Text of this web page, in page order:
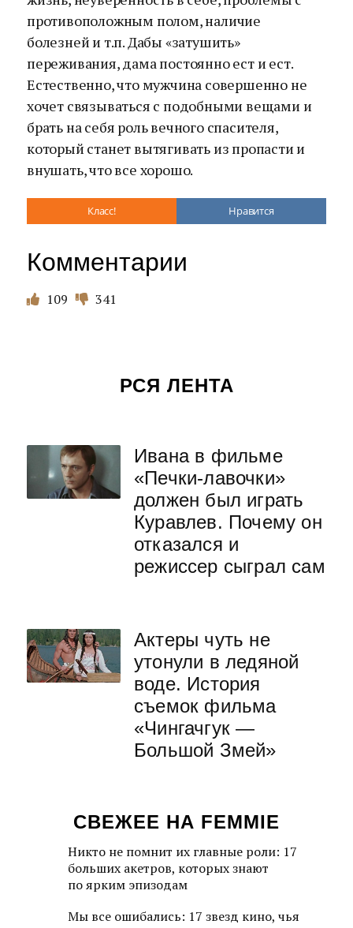
противоположным полом, наличие
болезней и т.п. Дабы «затушить»
переживания, дама постоянно ест и ест.
Естественно, что мужчина совершенно не
хочет связываться с подобными вещами и
брать на себя роль вечного спасителя,
который станет вытягивать из пропасти и
внушать, что все хорошо.
Класс! Нравится
Комментарии
109 341
РСЯ ЛЕНТА
Ивана в фильме
«Печки-лавочки»
должен был играть
Куравлев. Почему он
отказался и
режиссер сыграл сам
Актеры чуть не
утонули в ледяной
воде. История
съемок фильма
«Чингачгук —
Большой Змей»
СВЕЖЕЕ НА FEMMIE
Никто не помнит их главные роли: 17
больших акетров, которых знают
по ярким эпизодам
Мы все ошибались: 17 звезд кино, чья